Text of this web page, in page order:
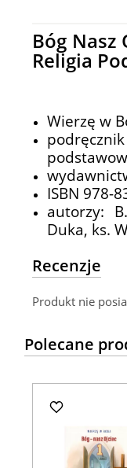
Bóg Nasz
Religia
Wierzę w
ISBN 978-
autorzy:
Duka, ks.
Recenzje
Produkt nie
Polecane